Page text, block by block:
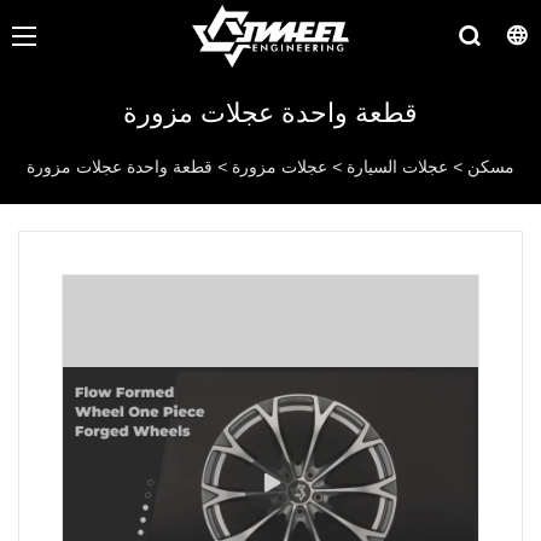
قطعة واحدة عجلات مزورة
مسكن > عجلات السيارة > عجلات مزورة > قطعة واحدة عجلات مزورة